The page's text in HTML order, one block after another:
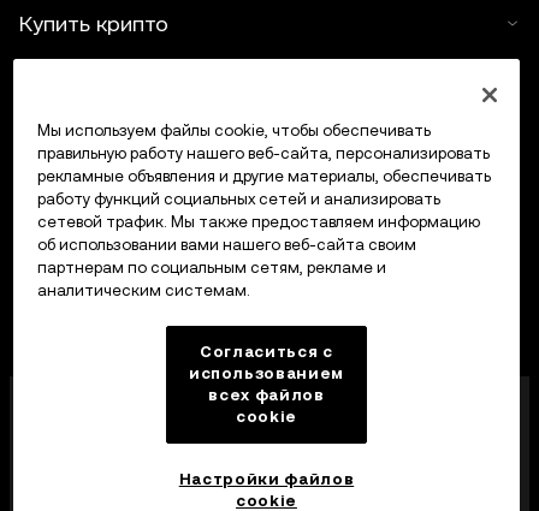
Купить крипто
Трейдинг
Компания OKX Europe Limited, работающая под
торговой маркой OKX, получила лицензию
поставщика услуг в сфере криптоактивов от MFSA
в соответствии со статьей 28 Закона о рынках
криптоактивов (глава 647 Свода законов Мальты).
Мы используем файлы cookie, чтобы обеспечивать
правильную работу нашего веб-сайта, персонализировать
рекламные объявления и другие материалы, обеспечивать
работу функций социальных сетей и анализировать
сетевой трафик. Мы также предоставляем информацию
об использовании вами нашего веб-сайта своим
партнерам по социальным сетям, рекламе и
аналитическим системам.
Согласиться с
использованием
всех файлов
cookie
Настройки файлов
cookie